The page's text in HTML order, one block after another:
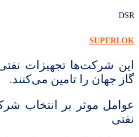
DSR
SUPERLOK
این شرکت‌ها تجهیزات
گاز جهان را تامین می‌کنند.
عوامل موثر بر انتخاب
نفتی